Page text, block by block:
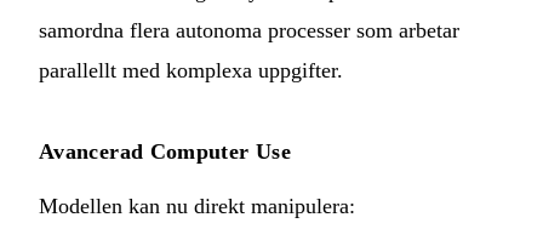
samordna flera autonoma processer som arbetar
parallellt med komplexa uppgifter.
Avancerad Computer Use
Modellen kan nu direkt manipulera: